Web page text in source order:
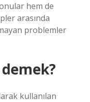
hem de
arasında
problemler
kullanılan